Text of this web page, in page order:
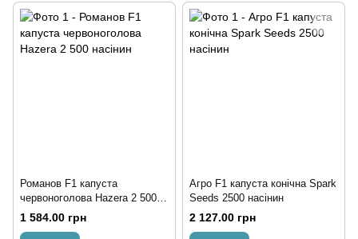
Романов F1 капуста
червоноголова Hazera 2 500
насінин
1 584.00 грн
Агро F1 капуста конічна Spark
Seeds 2500 насінин
2 127.00 грн